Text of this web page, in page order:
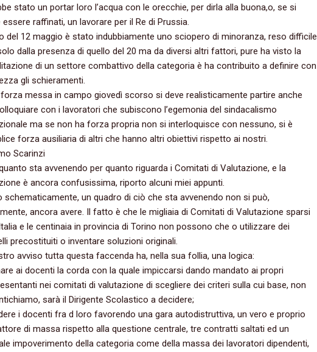
stato un portar loro l’acqua con le orecchie,‭ ‬per dirla alla buona,o,‭ ‬se si
essere raffinati,‭ ‬un lavorare per il Re di Prussia.
del‭ ‬12‭ ‬maggio è stato indubbiamente uno sciopero di minoranza,‭ ‬reso difficile
dalla presenza di quello del‭ ‬20‭ ‬ma da diversi altri fattori,‭ ‬pure ha visto la
di un settore combattivo della categoria è ha contribuito a definire con
gli schieramenti.
forza messa in campo giovedì scorso si deve realisticamente partire anche
con i lavoratori che subiscono l’egemonia del sindacalismo
ma se non ha forza propria non si interloquisce con nessuno,‭ ‬si è
forza ausiliaria di altri che hanno altri obiettivi rispetto ai nostri.
Scarinzi
sta avvenendo per quanto riguarda i Comitati di Valutazione,‭ ‬e la
è ancora confusissima,‭ ‬riporto alcuni miei appunti.
schematicamente,‭ ‬un quadro di ciò che sta avvenendo non si può,‭
‬ancora avere.‭ ‬Il fatto è che le migliaia di Comitati di Valutazione sparsi
e le centinaia in provincia di Torino non possono che o utilizzare dei
precostituiti o inventare soluzioni originali.
avviso tutta questa faccenda ha,‭ ‬nella sua follia,‭ ‬una logica:
ai docenti la corda con la quale impiccarsi dando mandato ai propri
nei comitati di valutazione di scegliere dei criteri sulla cui base,‭ ‬non
‬sarà il Dirigente Scolastico a decidere‭;
i docenti fra d loro favorendo una gara autodistruttiva,‭ ‬un vero e proprio
di massa rispetto alla questione centrale,‭ ‬tre contratti saltati ed un
impoverimento della categoria come della massa dei lavoratori dipendenti,